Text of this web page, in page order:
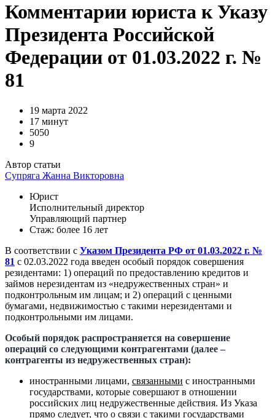
Комментарии юриста к Указу
Президента Российской
Федерации от 01.03.2022 г. №
81
19 марта 2022
17 минут
5050
9
Автор статьи
Супряга Жанна Викторовна
Юрист
Исполнительный директор
Управляющий партнер
Стаж: более 16 лет
В соответствии с Указом Президента РФ от 01.03.2022 г. №
81 с 02.03.2022 года введен особый порядок совершения
резидентами: 1) операций по предоставлению кредитов и
займов нерезидентам из «недружественных стран» и
подконтрольным им лицам; и 2) операций с ценными
бумагами, недвижимостью с такими нерезидентами и
подконтрольными им лицами.
Особый порядок распространяется на совершение
операций со следующими контрагентами (далее –
контрагенты из недружественных стран):
иностранными лицами, связанными с иностранными
государствами, которые совершают в отношении
российских лиц недружественные действия. Из Указа
прямо следует, что о связи с такими государствами